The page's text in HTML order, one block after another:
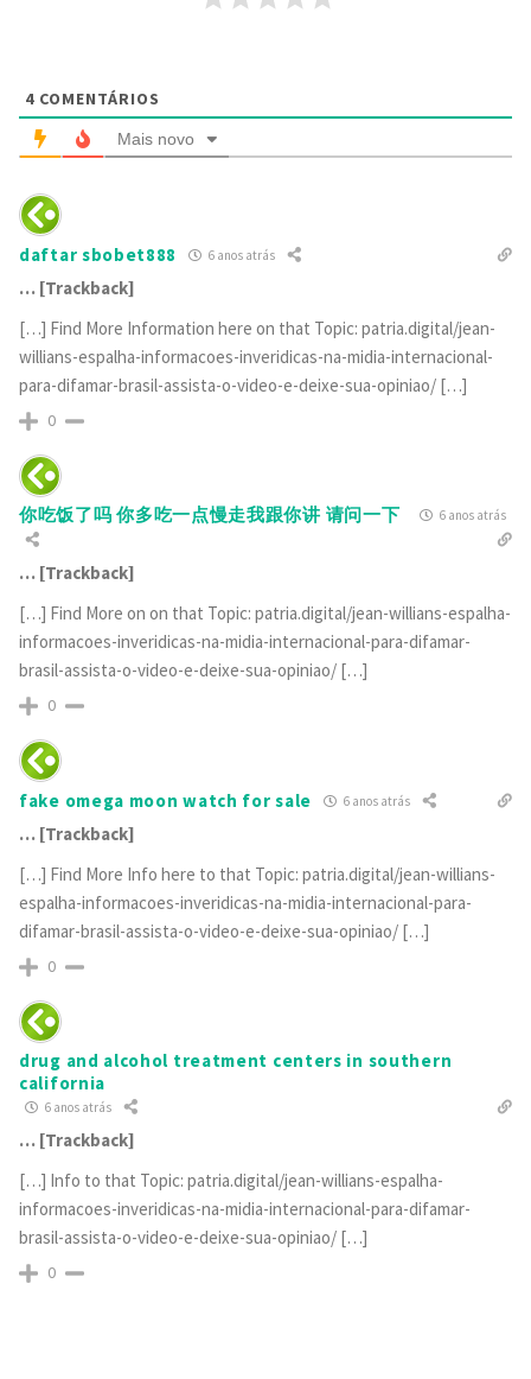
4 COMENTÁRIOS
Mais novo
daftar sbobet888 6 anos atrás
… [Trackback]
[…] Find More Information here on that Topic: patria.digital/jean-
willians-espalha-informacoes-inveridicas-na-midia-internacional-
para-difamar-brasil-assista-o-video-e-deixe-sua-opiniao/ […]
0
你吃饭了吗 你多吃一点慢走我跟你讲 请问一下 6 anos atrás
… [Trackback]
[…] Find More on on that Topic: patria.digital/jean-willians-espalha-
informacoes-inveridicas-na-midia-internacional-para-difamar-
brasil-assista-o-video-e-deixe-sua-opiniao/ […]
0
fake omega moon watch for sale 6 anos atrás
… [Trackback]
[…] Find More Info here to that Topic: patria.digital/jean-willians-
espalha-informacoes-inveridicas-na-midia-internacional-para-
difamar-brasil-assista-o-video-e-deixe-sua-opiniao/ […]
0
drug and alcohol treatment centers in southern
california
6 anos atrás
… [Trackback]
[…] Info to that Topic: patria.digital/jean-willians-espalha-
informacoes-inveridicas-na-midia-internacional-para-difamar-
brasil-assista-o-video-e-deixe-sua-opiniao/ […]
0